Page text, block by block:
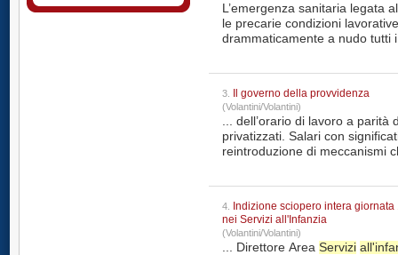
L’emergenza sanitaria legata
le precarie condizioni
drammaticamente a nudo tutti
3. Il governo della provvidenza
(Volantini/Volantini)
... dell’orario di lavoro a
privatizzati. Salari con significativi aumenti economici contrattuali e la
reintroduzione di meccanismi
4.
Indizione sciopero intera giornata 11 ottobre 2021 per tutto il Personale operante
nei Servizi all'Infanzia
(Volantini/Volantini)
... Direttore Area Servizi